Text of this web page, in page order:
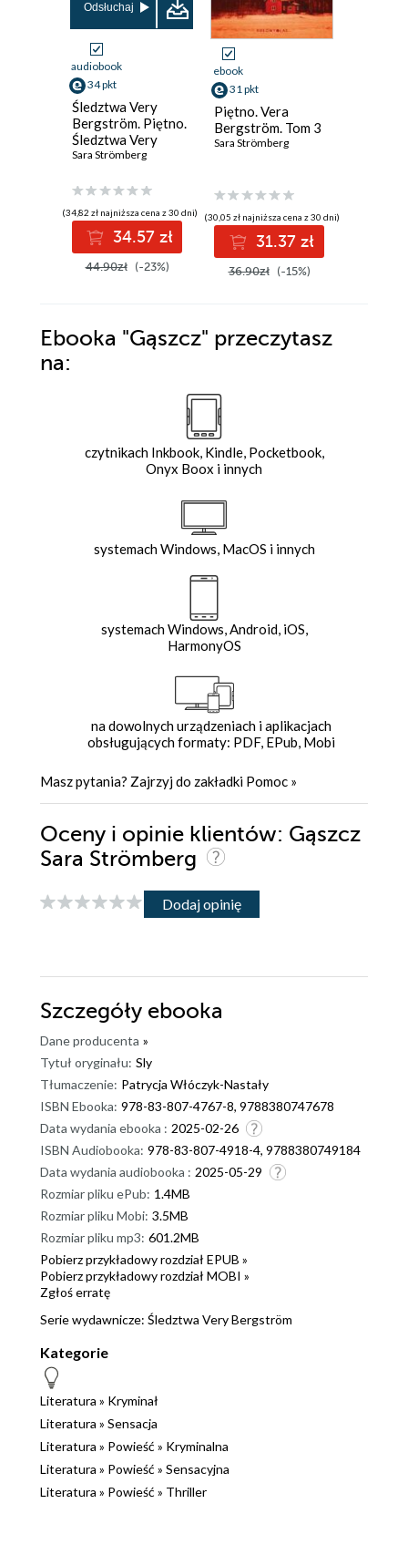
Odsłuchaj
audiobook
34 pkt
Śledztwa Very
Bergström. Piętno.
Śledztwa Very
Bergström
Sara Strömberg
(34,82 zł najniższa cena z 30 dni)
34.57 zł
44.90zł (-23%)
ebook
31 pkt
Piętno. Vera
Bergström. Tom 3
Sara Strömberg
(30,05 zł najniższa cena z 30 dni)
31.37 zł
36.90zł (-15%)
Ebooka "Gąszcz" przeczytasz
na:
czytnikach Inkbook, Kindle, Pocketbook,
Onyx Boox i innych
systemach Windows, MacOS i innych
systemach Windows, Android, iOS,
HarmonyOS
na dowolnych urządzeniach i aplikacjach
obsługujących formaty: PDF, EPub, Mobi
Masz pytania? Zajrzyj do zakładki Pomoc »
Oceny i opinie klientów: Gąszcz
Sara Strömberg
Dodaj opinię
Szczegóły ebooka
Dane producenta »
Tytuł oryginału: Sly
Tłumaczenie: Patrycja Włóczyk-Nastały
ISBN Ebooka: 978-83-807-4767-8, 9788380747678
Data wydania ebooka : 2025-02-26
ISBN Audiobooka: 978-83-807-4918-4, 9788380749184
Data wydania audiobooka : 2025-05-29
Rozmiar pliku ePub: 1.4MB
Rozmiar pliku Mobi: 3.5MB
Rozmiar pliku mp3: 601.2MB
Pobierz przykładowy rozdział EPUB »
Pobierz przykładowy rozdział MOBI »
Zgłoś erratę
Serie wydawnicze: Śledztwa Very Bergström
Kategorie
Literatura » Kryminał
Literatura » Sensacja
Literatura » Powieść » Kryminalna
Literatura » Powieść » Sensacyjna
Literatura » Powieść » Thriller